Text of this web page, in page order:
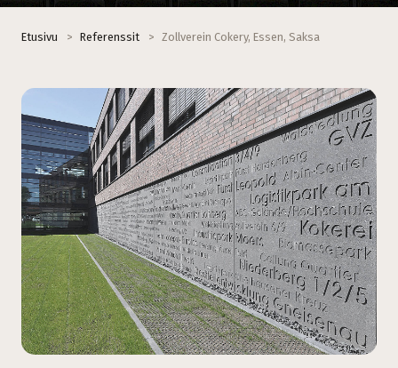
Etusivu > Referenssit > Zollverein Cokery, Essen, Saksa